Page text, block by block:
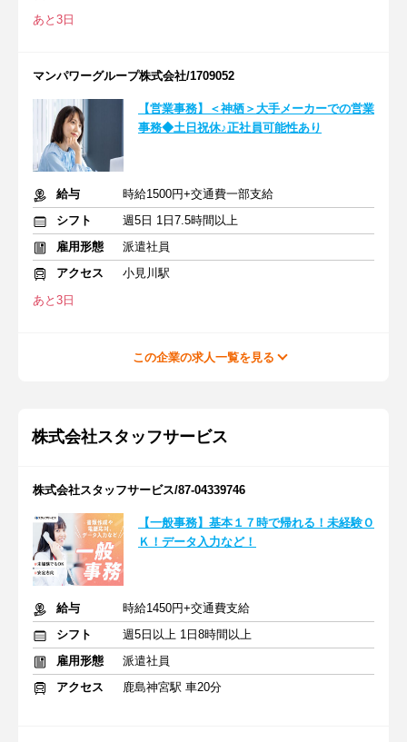
あと3日
マンパワーグループ株式会社/1709052
【営業事務】＜神栖＞大手メーカーでの営業
事務◆土日祝休♪正社員可能性あり
給与
時給1500円+交通費一部支給
シフト
週5日 1日7.5時間以上
雇用形態
派遣社員
アクセス
小見川駅
あと3日
この企業の求人一覧を見る
株式会社スタッフサービス
株式会社スタッフサービス/87-04339746
【一般事務】基本１７時で帰れる！未経験Ｏ
Ｋ！データ入力など！
給与
時給1450円+交通費支給
シフト
週5日以上 1日8時間以上
雇用形態
派遣社員
アクセス
鹿島神宮駅 車20分